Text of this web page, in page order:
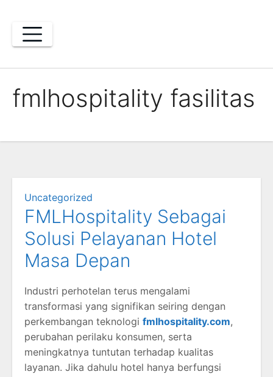
content
fmlhospitality fasilitas
Uncategorized
FMLHospitality Sebagai
Solusi Pelayanan Hotel
Masa Depan
Industri perhotelan terus mengalami
transformasi yang signifikan seiring dengan
perkembangan teknologi fmlhospitality.com,
perubahan perilaku konsumen, serta
meningkatnya tuntutan terhadap kualitas
layanan. Jika dahulu hotel hanya berfungsi